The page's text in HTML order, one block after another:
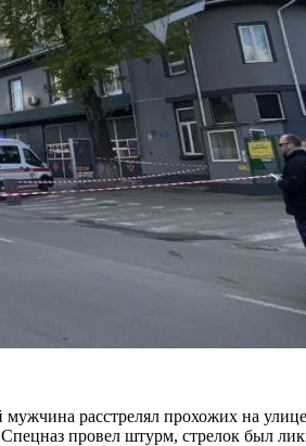
расстрелял прохожих на
провел штурм, стрелок был